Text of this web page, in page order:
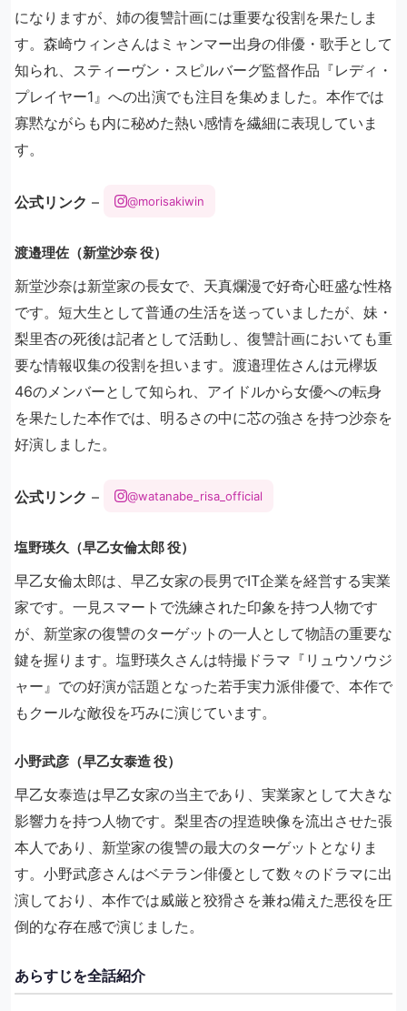
になりますが、姉の復讐計画には重要な役割を果たしま
す。森崎ウィンさんはミャンマー出身の俳優・歌手として
知られ、スティーヴン・スピルバーグ監督作品『レディ・
プレイヤー1』への出演でも注目を集めました。本作では
寡黙ながらも内に秘めた熱い感情を繊細に表現していま
す。
公式リンク – @morisakiwin
渡邉理佐（新堂沙奈 役）
新堂沙奈は新堂家の長女で、天真爛漫で好奇心旺盛な性格
です。短大生として普通の生活を送っていましたが、妹・
梨里杏の死後は記者として活動し、復讐計画においても重
要な情報収集の役割を担います。渡邉理佐さんは元欅坂
46のメンバーとして知られ、アイドルから女優への転身
を果たした本作では、明るさの中に芯の強さを持つ沙奈を
好演しました。
公式リンク – @watanabe_risa_official
塩野瑛久（早乙女倫太郎 役）
早乙女倫太郎は、早乙女家の長男でIT企業を経営する実業
家です。一見スマートで洗練された印象を持つ人物です
が、新堂家の復讐のターゲットの一人として物語の重要な
鍵を握ります。塩野瑛久さんは特撮ドラマ『リュウソウジ
ャー』での好演が話題となった若手実力派俳優で、本作で
もクールな敵役を巧みに演じています。
小野武彦（早乙女泰造 役）
早乙女泰造は早乙女家の当主であり、実業家として大きな
影響力を持つ人物です。梨里杏の捏造映像を流出させた張
本人であり、新堂家の復讐の最大のターゲットとなりま
す。小野武彦さんはベテラン俳優として数々のドラマに出
演しており、本作では威厳と狡猾さを兼ね備えた悪役を圧
倒的な存在感で演じました。
あらすじを全話紹介